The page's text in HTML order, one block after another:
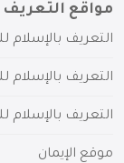
مواقع التعريف
التعريف بالإسلام
التعريف بالإسلام
التعريف بالإسلام
موقع الإيمان